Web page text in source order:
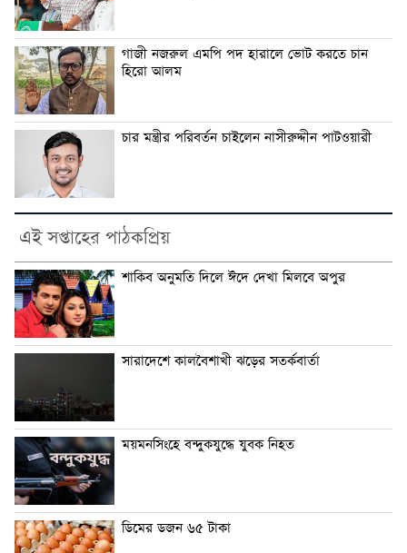
গাজী নজরুল এমপি পদ হারালে ভোট করতে চান
হিরো আলম
চার মন্ত্রীর পরিবর্তন চাইলেন নাসীরুদ্দীন পাটওয়ারী
এই সপ্তাহের পাঠকপ্রিয়
শাকিব অনুমতি দিলে ঈদে দেখা মিলবে অপুর
সারাদেশে কালবৈশাখী ঝড়ের সতর্কবার্তা
ময়মনসিংহে বন্দুকযুদ্ধে যুবক নিহত
ডিমের ডজন ৬৫ টাকা